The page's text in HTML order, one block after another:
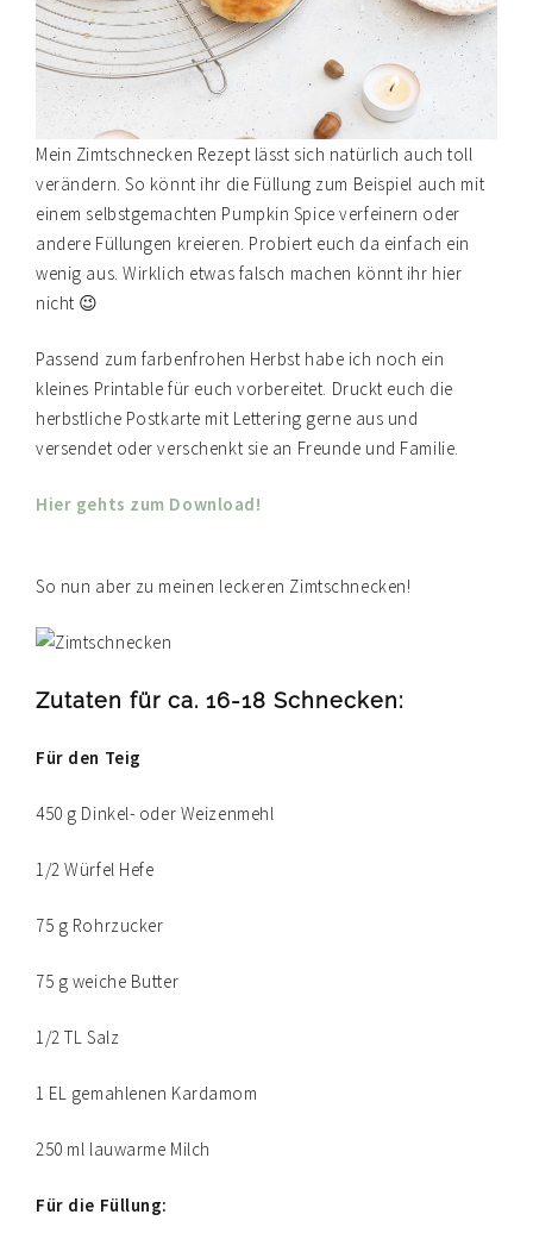
Mein Zimtschnecken Rezept lässt sich natürlich auch toll
verändern. So könnt ihr die Füllung zum Beispiel auch mit
einem selbstgemachten Pumpkin Spice verfeinern oder
andere Füllungen kreieren. Probiert euch da einfach ein
wenig aus. Wirklich etwas falsch machen könnt ihr hier
nicht 😉
Passend zum farbenfrohen Herbst habe ich noch ein
kleines Printable für euch vorbereitet. Druckt euch die
herbstliche Postkarte mit Lettering gerne aus und
versendet oder verschenkt sie an Freunde und Familie.
Hier gehts zum Download!
So nun aber zu meinen leckeren Zimtschnecken!
Zutaten für ca. 16-18 Schnecken:
Für den Teig
450 g Dinkel- oder Weizenmehl
1/2 Würfel Hefe
75 g Rohrzucker
75 g weiche Butter
1/2 TL Salz
1 EL gemahlenen Kardamom
250 ml lauwarme Milch
Für die Füllung: